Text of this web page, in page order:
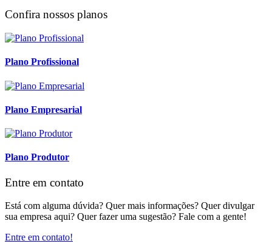
Confira nossos planos
Plano Profissional
Plano Empresarial
Plano Produtor
Entre em contato
Está com alguma dúvida? Quer mais informações? Quer divulgar
sua empresa aqui? Quer fazer uma sugestão? Fale com a gente!
Entre em contato!